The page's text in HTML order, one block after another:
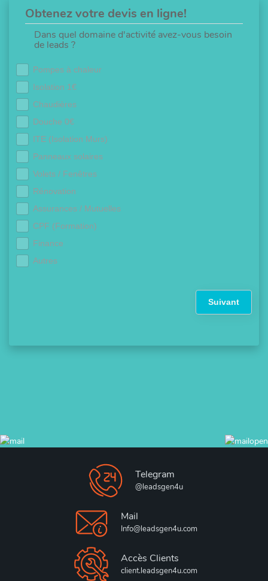
Obtenez votre devis en ligne!
Dans quel domaine d'activité avez-vous besoin
de leads ?
Pompes à chaleur
Isolation 1€
Chaudières
Douche 0€
ITE (Isolation Murs)
Panneaux solaires
Volets / Fenêtres
Rénovation
Assurances / Mutuelles
CPF (Formation)
Finance
Autres
Suivant
Telegram
@leadsgen4u
Mail
Info@leadsgen4u.com
Accès Clients
client.leadsgen4u.com